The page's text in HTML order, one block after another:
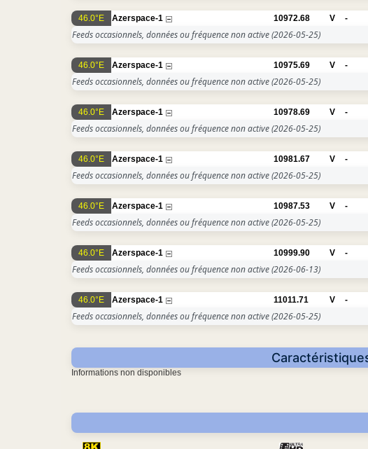
46.0°E Azerspace-1 10972.68 V -
Feeds occasionnels, données ou fréquence non active(2026-05-25)
46.0°E Azerspace-1 10975.69 V -
Feeds occasionnels, données ou fréquence non active(2026-05-25)
46.0°E Azerspace-1 10978.69 V -
Feeds occasionnels, données ou fréquence non active(2026-05-25)
46.0°E Azerspace-1 10981.67 V -
Feeds occasionnels, données ou fréquence non active(2026-05-25)
46.0°E Azerspace-1 10987.53 V -
Feeds occasionnels, données ou fréquence non active(2026-05-25)
46.0°E Azerspace-1 10999.90 V -
Feeds occasionnels, données ou fréquence non active(2026-06-13)
46.0°E Azerspace-1 11011.71 V -
Feeds occasionnels, données ou fréquence non active(2026-05-25)
Informations non disponibles